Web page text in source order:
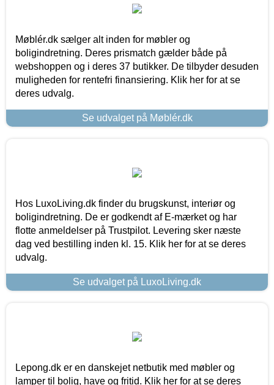
Møblér.dk sælger alt inden for møbler og
boligindretning. Deres prismatch gælder både på
webshoppen og i deres 37 butikker. De tilbyder desuden
muligheden for rentefri finansiering. Klik her for at se
deres udvalg.
Se udvalget på Møblér.dk
Hos LuxoLiving.dk finder du brugskunst, interiør og
boligindretning. De er godkendt af E-mærket og har
flotte anmeldelser på Trustpilot. Levering sker næste
dag ved bestilling inden kl. 15. Klik her for at se deres
udvalg.
Se udvalget på LuxoLiving.dk
Lepong.dk er en danskejet netbutik med møbler og
lamper til bolig, have og fritid. Klik her for at se deres